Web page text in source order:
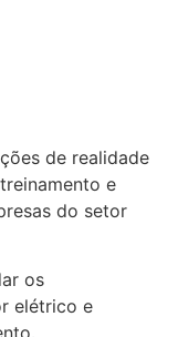
de realidade
e
do setor
os
elétrico e